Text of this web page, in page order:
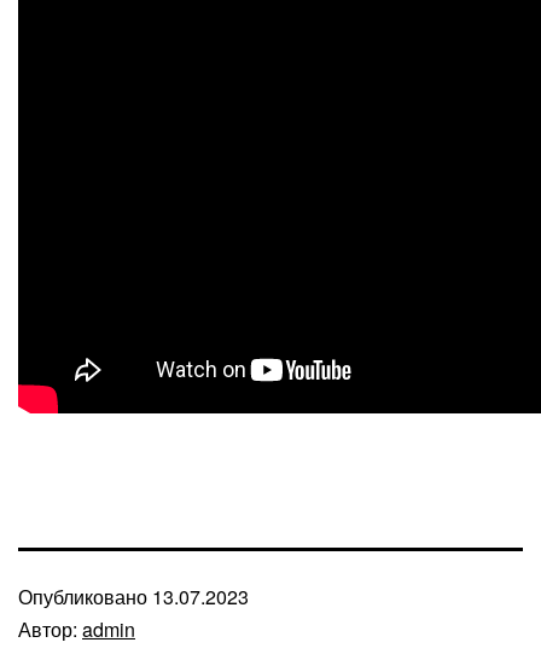
Опубликовано 13.07.2023
Автор: admin